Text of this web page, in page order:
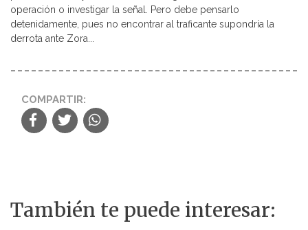
operación o investigar la señal. Pero debe pensarlo
detenidamente, pues no encontrar al traficante supondría la
derrota ante Zora...
COMPARTIR:
También te puede interesar: